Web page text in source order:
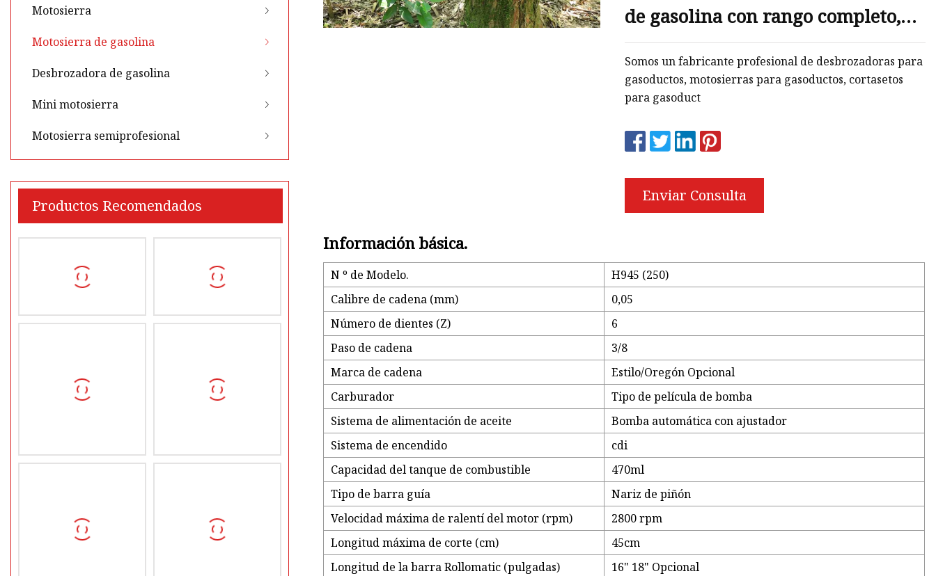
Motosierra
Motosierra de gasolina
Desbrozadora de gasolina
Mini motosierra
Motosierra semiprofesional
Productos Recomendados
de gasolina con rango completo,
motosierra manual de alta calidad
Somos un fabricante profesional de desbrozadoras para
gasoductos, motosierras para gasoductos, cortasetos
para gasoduct
Enviar Consulta
Información básica.
N º de Modelo.
H945 (250)
Calibre de cadena (mm)
0,05
Número de dientes (Z)
6
Paso de cadena
3/8
Marca de cadena
Estilo/Oregón Opcional
Carburador
Tipo de película de bomba
Sistema de alimentación de aceite
Bomba automática con ajustador
Sistema de encendido
cdi
Capacidad del tanque de combustible
470ml
Tipo de barra guía
Nariz de piñón
Velocidad máxima de ralentí del motor (rpm)
2800 rpm
Longitud máxima de corte (cm)
45cm
Longitud de la barra Rollomatic (pulgadas)
16" 18" Opcional